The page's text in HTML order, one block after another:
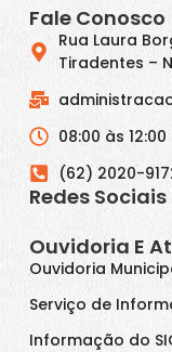
Fale Conosco
Rua Laura
Tiradentes –
08:00 às
(62) 2020-
Redes Sociais
Ouvidoria E
Ouvidoria
Serviço de
Informação do